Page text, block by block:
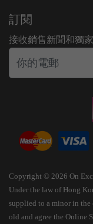
訂閱
接收銷售新聞和獨
Copyright © 2026 On
Under the law of Hong
supplied to a minor in the
old and agree the Online